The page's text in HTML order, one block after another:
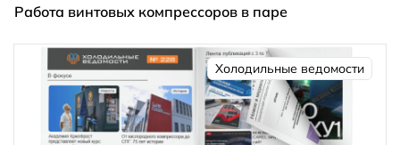
Работа винтовых компрессоров в паре
Холодильные ведомости